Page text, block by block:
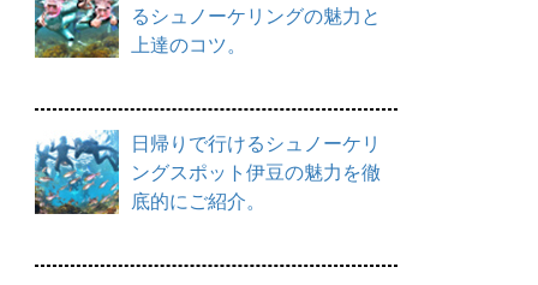
るシュノーケリングの魅力と
上達のコツ。
日帰りで行けるシュノーケリ
ングスポット伊豆の魅力を徹
底的にご紹介。